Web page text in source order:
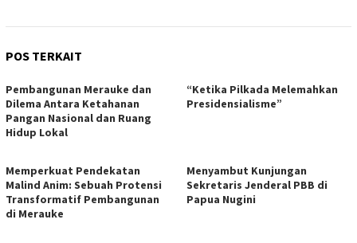
POS TERKAIT
Pembangunan Merauke dan
Dilema Antara Ketahanan
Pangan Nasional dan Ruang
Hidup Lokal
“Ketika Pilkada Melemahkan
Presidensialisme”
Memperkuat Pendekatan
Malind Anim: Sebuah Protensi
Transformatif Pembangunan
di Merauke
Menyambut Kunjungan
Sekretaris Jenderal PBB di
Papua Nugini